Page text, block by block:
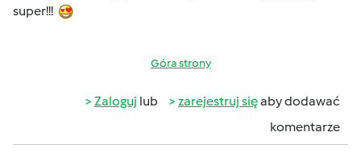
super!!!
Góra strony
Zaloguj lub zarejestruj sięaby dodawać
komentarze